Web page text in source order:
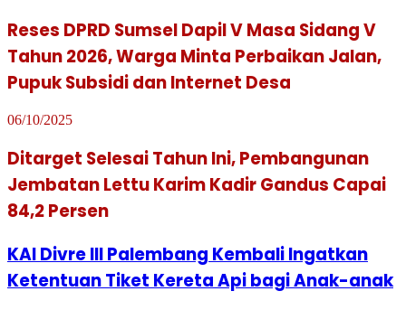
Reses DPRD Sumsel Dapil V Masa Sidang V
Tahun 2026, Warga Minta Perbaikan Jalan,
Pupuk Subsidi dan Internet Desa
06/10/2025
Ditarget Selesai Tahun Ini, Pembangunan
Jembatan Lettu Karim Kadir Gandus Capai
84,2 Persen
KAI Divre III Palembang Kembali Ingatkan
Ketentuan Tiket Kereta Api bagi Anak-anak